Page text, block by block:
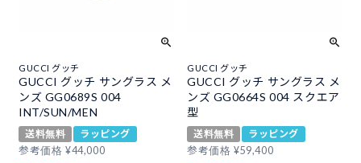
GUCCI グッチ
GUCCI グッチ サングラス メ
ンズ GG0689S 004
INT/SUN/MEN
送料無料
ラッピング
参考価格 ¥44,000
GUCCI グッチ
GUCCI グッチ サングラス メ
ンズ GG0664S 004 スクエア
型
送料無料
ラッピング
参考価格 ¥59,400